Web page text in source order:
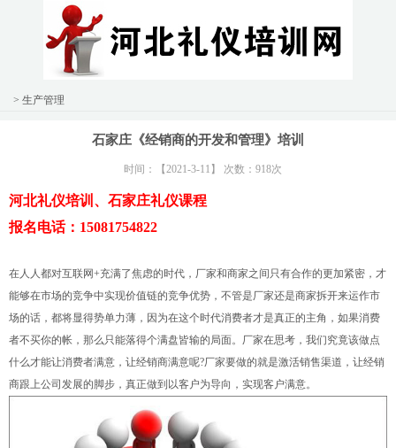
> 生产管理
石家庄《经销商的开发和管理》培训
时间：【2021-3-11】 次数：918次
河北礼仪培训、石家庄礼仪课程
报名电话：15081754822
在人人都对互联网+充满了焦虑的时代，厂家和商家之间只有合作的更加紧密，才
能够在市场的竞争中实现价值链的竞争优势，不管是厂家还是商家拆开来运作市
场的话，都将显得势单力薄，因为在这个时代消费者才是真正的主角，如果消费
者不买你的帐，那么只能落得个满盘皆输的局面。厂家在思考，我们究竟该做点
什么才能让消费者满意，让经销商满意呢?厂家要做的就是激活销售渠道，让经销
商跟上公司发展的脚步，真正做到以客户为导向，实现客户满意。